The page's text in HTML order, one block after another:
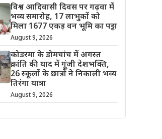
विश्व आदिवासी दिवस पर गढ़वा में
भव्य समारोह, 17 लाभुकों को
मिला 1677 एकड़ वन भूमि का पट्टा
August 9, 2026
कोडरमा के डोमचांच में अगस्त
क्रांति की याद में गूंजी देशभक्ति,
26 स्कूलों के छात्रों ने निकाली भव्य
तिरंगा यात्रा
August 9, 2026